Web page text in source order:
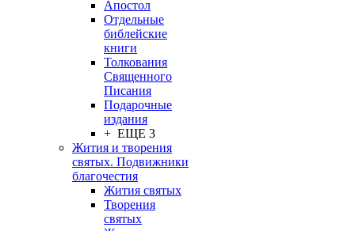
Апостол
Отдельные
библейские
книги
Толкования
Священного
Писания
Подарочные
издания
+ ЕЩЕ 3
Жития и творения
святых. Подвижники
благочестия
Жития святых
Творения
святых